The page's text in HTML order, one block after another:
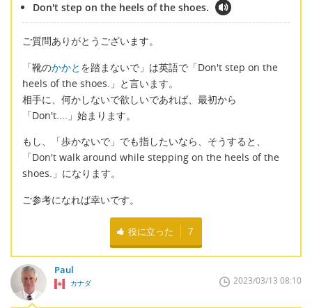
Don't step on the heels of the shoes.
ご質問ありがとうございます。
「靴のかかと を踏まないで」は英語で「Don't step on the
heels of the shoes.」と言います。
相手に、何かしないで欲しいであれば、最初から
「Don't....」始まります。
もし、「歩かないで」でも指したいなら、そうすると、
「Don't walk around while stepping on the heels of the
shoes.」になります。
ご参考になれば幸いです。
役に立った 7
Paul
カナダ 2023/03/13 08:10